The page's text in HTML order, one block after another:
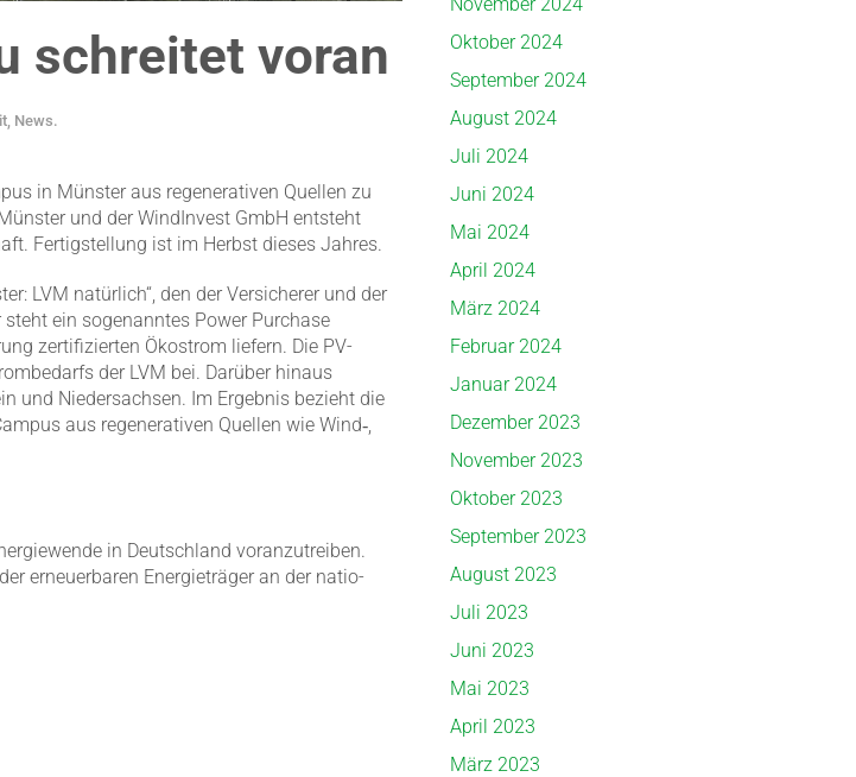
schreitet voran
, News.
in Münster aus regene­ra­tiven Quellen zu
und der WindInvest GmbH entsteht
Fertig­stellung ist im Herbst dieses Jahres.
LVM natürlich“, den der Versi­cherer und der
ein sogenanntes Power Purchase
zerti­fi­zierten Ökostrom liefern. Die PV-
der LVM bei. Darüber hinaus
und Nieder­sachsen. Im Ergebnis bezieht die
aus regene­ra­tiven Quellen wie Wind‑,
in Deutschland voran­zu­treiben.
erneu­er­baren Energie­träger an der natio­
Oktober 2024
September 2024
August 2024
Juli 2024
Juni 2024
Mai 2024
April 2024
März 2024
Februar 2024
Januar 2024
Dezember 2023
November 2023
Oktober 2023
September 2023
August 2023
Juli 2023
Juni 2023
Mai 2023
April 2023
März 2023